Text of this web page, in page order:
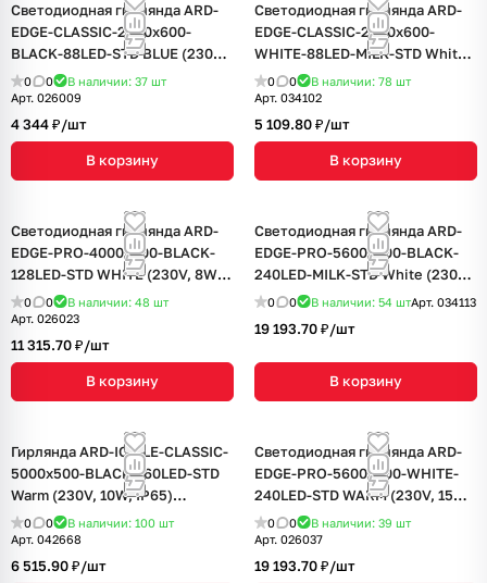
Светодиодная гирлянда ARD-
EDGE-CLASSIC-2400x600-
BLACK-88LED-STD BLUE (230V,
6W) (Ardecoled, IP65, 1 год)
0 0 В наличии: 37 шт
Арт. 026009
4 344 ₽/шт
В корзину
Светодиодная гирлянда ARD-
EDGE-CLASSIC-2400x600-
WHITE-88LED-MILK-STD White
(230V, 6W) (Ardecoled, IP65, 1
год)
0 0 В наличии: 78 шт
Арт. 034102
5 109.80 ₽/шт
В корзину
Светодиодная гирлянда ARD-
EDGE-PRO-4000x600-BLACK-
128LED-STD WHITE (230V, 8W)
(Ardecoled, IP65, 2 года)
0 0 В наличии: 48 шт
Арт. 026023
11 315.70 ₽/шт
В корзину
Светодиодная гирлянда ARD-
EDGE-PRO-5600x900-BLACK-
240LED-MILK-STD White (230V,
15W) (Ardecoled, IP65, 2 года)
0 0 В наличии: 54 штАрт. 034113
19 193.70 ₽/шт
В корзину
Гирлянда ARD-ICICLE-CLASSIC-
5000x500-BLACK-160LED-STD
Warm (230V, 10W, IP65)
(Ardecoled, IP65, 1 год)
0 0 В наличии: 100 шт
Арт. 042668
6 515.90 ₽/шт
Светодиодная гирлянда ARD-
EDGE-PRO-5600x900-WHITE-
240LED-STD WARM (230V, 15W)
(Ardecoled, IP65, 2 года)
0 0 В наличии: 39 шт
Арт. 026037
19 193.70 ₽/шт